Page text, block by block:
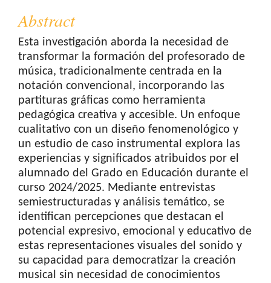
Abstract
Esta investigación aborda la necesidad de
transformar la formación del profesorado de
música, tradicionalmente centrada en la
notación convencional, incorporando las
partituras gráficas como herramienta
pedagógica creativa y accesible. Un enfoque
cualitativo con un diseño fenomenológico y
un estudio de caso instrumental explora las
experiencias y significados atribuidos por el
alumnado del Grado en Educación durante el
curso 2024/2025. Mediante entrevistas
semiestructuradas y análisis temático, se
identifican percepciones que destacan el
potencial expresivo, emocional y educativo de
estas representaciones visuales del sonido y
su capacidad para democratizar la creación
musical sin necesidad de conocimientos